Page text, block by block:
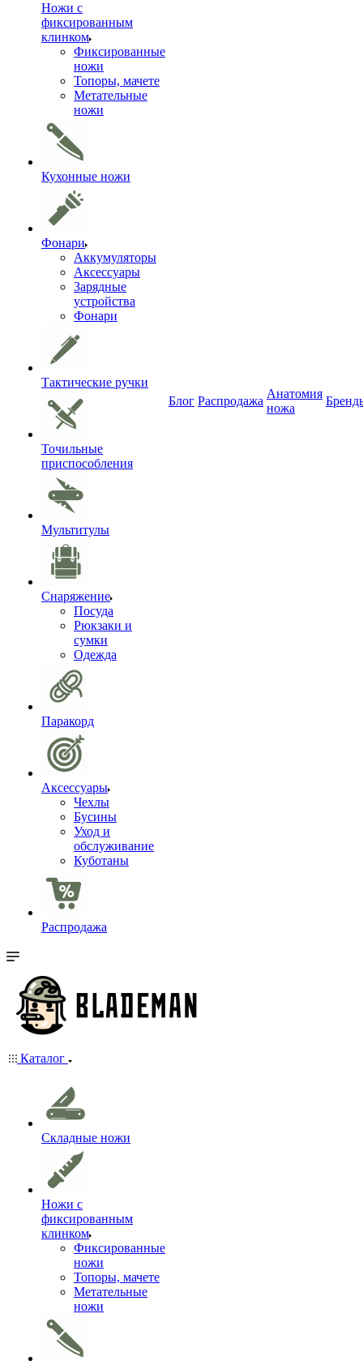
Ножи с
фиксированным
клинком
Фиксированные
ножи
Топоры, мачете
Метательные
ножи
Кухонные ножи
Фонари
Аккумуляторы
Аксессуары
Зарядные
устройства
Фонари
Тактические ручки
Точильные
приспособления
Мультитулы
Снаряжение
Посуда
Рюкзаки и
сумки
Одежда
Паракорд
Аксессуары
Чехлы
Бусины
Уход и
обслуживание
Куботаны
Распродажа
Блог Распродажа
Анатомия
ножа
Каталог
Складные ножи
Ножи с
фиксированным
клинком
Фиксированные
ножи
Топоры, мачете
Метательные
ножи